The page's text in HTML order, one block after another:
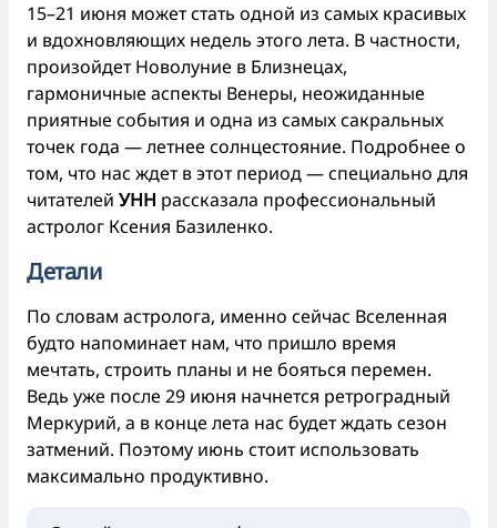
15–21 июня может стать одной из самых красивых
и вдохновляющих недель этого лета. В частности,
произойдет Новолуние в Близнецах,
гармоничные аспекты Венеры, неожиданные
приятные события и одна из самых сакральных
точек года — летнее солнцестояние. Подробнее о
том, что нас ждет в этот период — специально для
читателей УНН рассказала профессиональный
астролог Ксения Базиленко.
Детали
По словам астролога, именно сейчас Вселенная
будто напоминает нам, что пришло время
мечтать, строить планы и не бояться перемен.
Ведь уже после 29 июня начнется ретроградный
Меркурий, а в конце лета нас будет ждать сезон
затмений. Поэтому июнь стоит использовать
максимально продуктивно.